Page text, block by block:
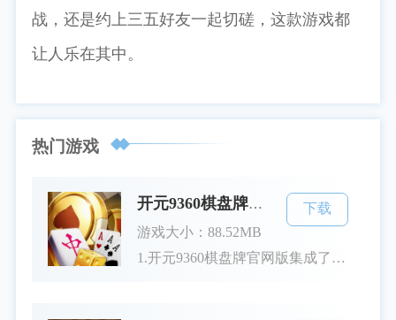
战，还是约上三五好友一起切磋，这款游戏都
让人乐在其中。
热门游戏
开元9360棋盘牌官网版
游戏大小：88.52MB
1.开元9360棋盘牌官网版集成了许多深受玩家欢迎的棋盘牌玩法。金币是该游戏平台中的核心游戏货币，玩家通过自己的智慧和策略努力赢得游戏，从而获得更多的金币。上下游戏币系统增加了游戏的刺激性，使玩家在游戏中可体验到更多的乐趣。2.在开元9360中，三公和锄大地是两种备受瞩目的玩法。三公游戏考验玩家的手牌技巧和策略运用，锄大地则需要玩家的思维敏捷和快速反应。奔驰宝马作为一种娱乐性极强的游戏，也为玩家提供了无尽的乐趣和刺激。游戏特色1.多元化的游戏选择：包括三公、锄大地及奔驰宝马等，涵
下载